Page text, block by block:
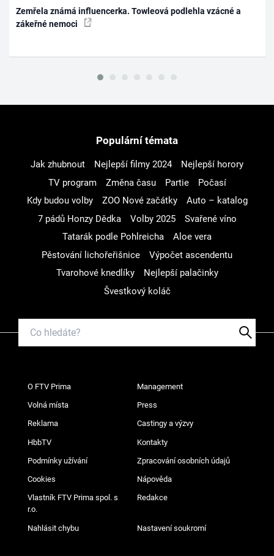
Zemřela známá influencerka. Towleová podlehla vzácné a
zákeřné nemoci
Populární témata
Jak zhubnout Nejlepší filmy 2024
Nejlepší horory
TV program
Změna času Partie
Počasí
Kdy budou volby
ZOO Nové začátky
Auto – katalog
7 pádů Honzy Dědka
Volby 2025
Svařené víno
Tatarák podle Pohlreicha
Aloe vera
Pěstování lichořeřišnice
Výpočet ascendentu
Tvarohové knedlíky
Nejlepší palačinky
Švestkový koláč
O FTV Prima Management
Volná místa Press
Reklama Castingy a výzvy
HbbTV Kontakty
Podmínky užívání Zpracování osobních údajů
Cookies Nápověda
Vlastník FTV Prima spol. s
r.o.
Redakce
Nahlásit chybu Nastavení soukromí